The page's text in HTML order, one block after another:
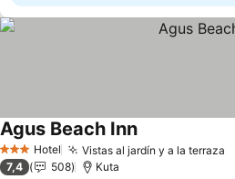
3 Estrellas
Hotel Vistas al jardín y a la terraza
Agus Beach InnVer precios
7,4 508 Kuta